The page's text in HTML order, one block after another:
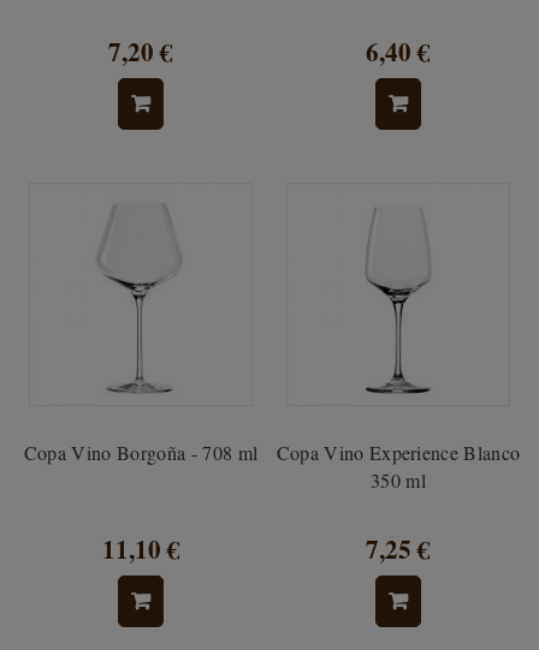
7,20 € 6,40 €
Copa Vino Borgoña - 708 ml
11,10 €
Copa Vino Experience Blanco
350 ml
7,25 €